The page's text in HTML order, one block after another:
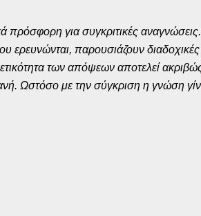
πρόσφορη για συγκριτικές
παρουσιάζουν διαδοχικές
των απόψεων αποτελεί
Ωστόσο με την σύγκριση η γνώση